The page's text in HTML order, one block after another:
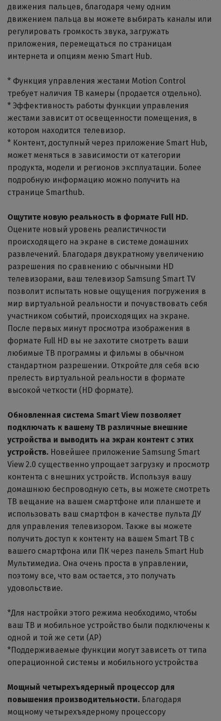
движения пальцев, благодаря чему одним
движением пальца вы можете выбирать каналы или
регулировать громкость звука, загружать
приложения, перемещаться по страницам
интернета и опциям меню Smart Hub.
* Функция управления жестами Motion Control
требует наличия ТВ камеры (продается отдельно).
* Эффективность работы функции управления
жестами зависит от освещенности помещения, в
котором находится телевизор.
* Контент, доступный через приложение Smart Hub,
может меняться в зависимости от категории
продукта, модели и регионов эксплуатации. Более
подробную информацию можно получить на
странице Smarthub.
Ощутите новую реальность в формате Full HD.
Оцените новый уровень реалистичности
происходящего на экране в системе домашних
развлечений. Благодаря двукратному увеличению
разрешения по сравнению с обычными HD
телевизорами, ваш телевизор Samsung Smart TV
позволит испытать новые ощущения погружения в
мир виртуальной реальности и почувствовать себя
участником событий, происходящих на экране.
После первых минут просмотра изображения в
формате Full HD вы не захотите смотреть ваши
любимые ТВ программы и фильмы в обычном
стандартном разрешении. Откройте для себя всю
прелесть виртуальной реальности в формате
высокой четкости (HD формате).
Обновленная система Smart View позволяет
подключать к вашему ТВ различные внешние
устройства и выводить на экран контент с этих
устройств. Новейшее приложение Samsung Smart
View 2.0 существенно упрощает загрузку и просмотр
контента с внешних устройств. Используя вашу
домашнюю беспроводную сеть, вы можете смотреть
ТВ вещание на вашем смартфоне или планшете и
использовать ваш смартфон в качестве пульта ДУ
для управления телевизором. Также вы можете
получить доступ к контенту на вашем Smart ТВ с
вашего смартфона или ПК через панель Smart Hub
Мультимедиа. Она очень проста в управлении,
поэтому все, что вам остается, это получать
удовольствие.
*Для настройки этого режима необходимо, чтобы
ваш ТВ и мобильное устройство были подключены к
одной и той же сети (AP)
*Поддерживаемые функции могут зависеть от типа
операционной системы и мобильного устройства
Мощный четырехъядерный процессор для
повышения производительности. Благодаря
мощному четырехъядерному процессору